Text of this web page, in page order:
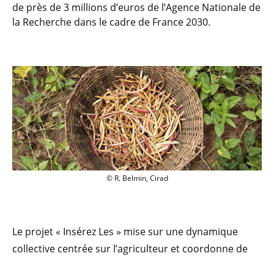
de près de 3 millions d’euros de l’Agence Nationale de
la Recherche dans le cadre de France 2030.
© R. Belmin, Cirad
Le projet « Insérez Les » mise sur une dynamique
collective centrée sur l’agriculteur et coordonne de